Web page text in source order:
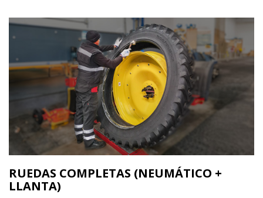
RUEDAS COMPLETAS (NEUMÁTICO +
LLANTA)